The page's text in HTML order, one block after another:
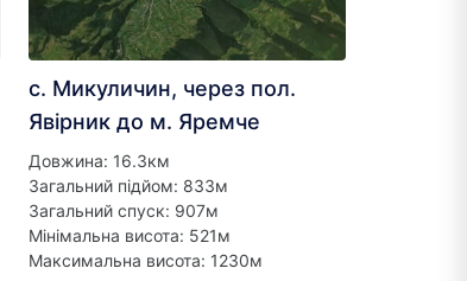
с. Микуличин, через пол.
Явірник до м. Яремче
Довжина: 16.3км
Загальний підйом: 833м
Загальний спуск: 907м
Мінімальна висота: 521м
Максимальна висота: 1230м